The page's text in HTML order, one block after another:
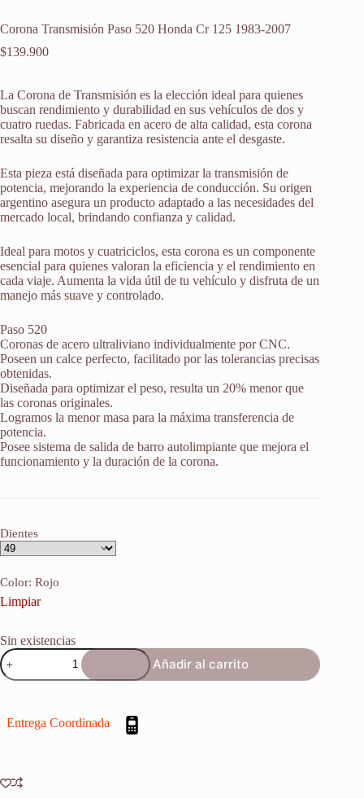
Corona Transmisión Paso 520 Honda Cr 125 1983-2007
$139.900
La Corona de Transmisión es la elección ideal para quienes
buscan rendimiento y durabilidad en sus vehículos de dos y
cuatro ruedas. Fabricada en acero de alta calidad, esta corona
resalta su diseño y garantiza resistencia ante el desgaste.
Esta pieza está diseñada para optimizar la transmisión de
potencia, mejorando la experiencia de conducción. Su origen
argentino asegura un producto adaptado a las necesidades del
mercado local, brindando confianza y calidad.
Ideal para motos y cuatriciclos, esta corona es un componente
esencial para quienes valoran la eficiencia y el rendimiento en
cada viaje. Aumenta la vida útil de tu vehículo y disfruta de un
manejo más suave y controlado.
Paso 520
Coronas de acero ultraliviano individualmente por CNC.
Poseen un calce perfecto, facilitado por las tolerancias precisas
obtenidas.
Diseñada para optimizar el peso, resulta un 20% menor que
las coronas originales.
Logramos la menor masa para la máxima transferencia de
potencia.
Posee sistema de salida de barro autolimpiante que mejora el
funcionamiento y la duración de la corona.
Dientes
Color: Rojo
Limpiar
Sin existencias
Corona
Transmisión
Paso
Cr
cantidad
Añadir al carrito
Entrega Coordinada